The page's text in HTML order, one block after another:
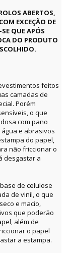
ABERTOS,
EXCEÇÃO DE
QUE APÓS
DO PRODUTO
feitos
camadas de
Porém
o que
com pano
e abrasivos
do papel,
não friccionar o
desgastar a
de celulose
de vinil, o que
e macio,
que poderão
além de
o papel
a estampa.